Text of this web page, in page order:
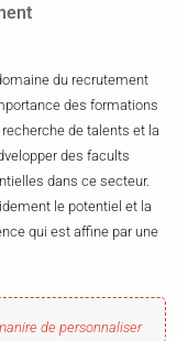
du recrutement
des formations
de talents et la
des facults
dans ce secteur.
le potentiel et la
qui est affine par une
de personnaliser